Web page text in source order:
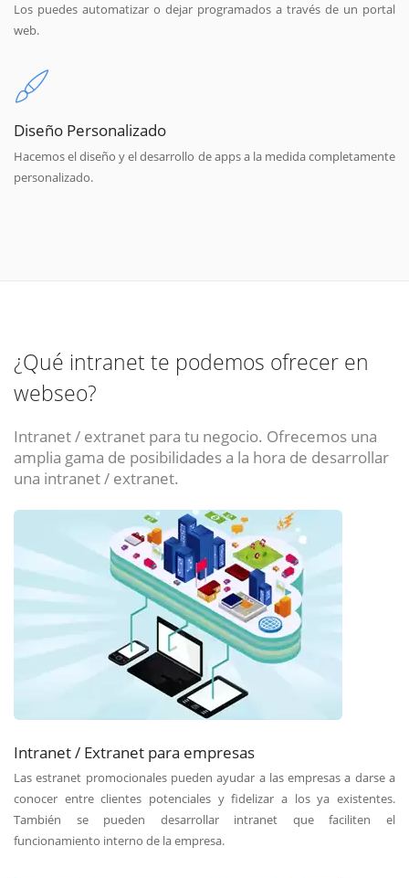
Los puedes automatizar o dejar programados a través de un portal
web.
Diseño Personalizado
Hacemos el diseño y el desarrollo de apps a la medida completamente
personalizado.
¿Qué intranet te podemos ofrecer en
webseo?
Intranet / extranet para tu negocio. Ofrecemos una
amplia gama de posibilidades a la hora de desarrollar
una intranet / extranet.
Intranet / Extranet para empresas
Las estranet promocionales pueden ayudar a las empresas a darse a
conocer entre clientes potenciales y fidelizar a los ya existentes.
También se pueden desarrollar intranet que faciliten el
funcionamiento interno de la empresa.